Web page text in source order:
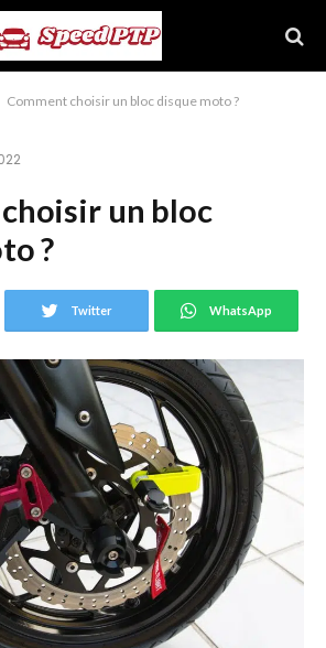
Comment choisir un bloc disque moto ?
un bloc
?
Twitter WhatsApp